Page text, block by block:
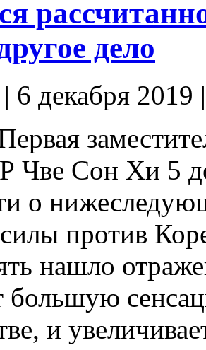
дело
| 6 декабря 2019
Чве Сон Хи 5
о
против
нашло
большую
и